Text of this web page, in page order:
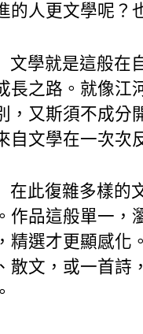
的人更文學呢？
文學就是這般在
長之路。就像江
，又斯須不成分
自文學在一次次
在此復雜多樣的
作品這般單一，
精選才更顯感化
散文，或一首詩